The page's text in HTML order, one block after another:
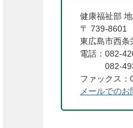
健康福祉部
〒 739-8601
東広島市西条
電話：082-
082-493-
ファックス：
メールでの